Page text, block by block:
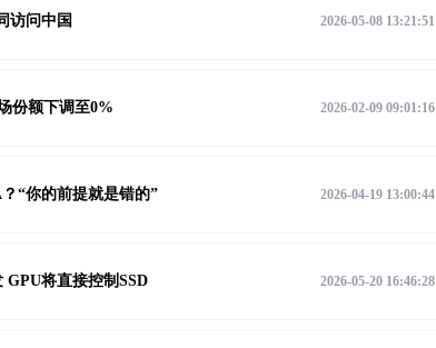
访问中国 2026-05-08 13:21:51
份额下调至0% 2026-02-09 09:01:16
“你的前提就是错的” 2026-04-19 13:00:44
将直接控制SSD 2026-05-20 16:46:28